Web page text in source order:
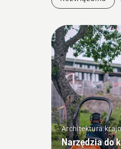
Architektura
Narzędzia do